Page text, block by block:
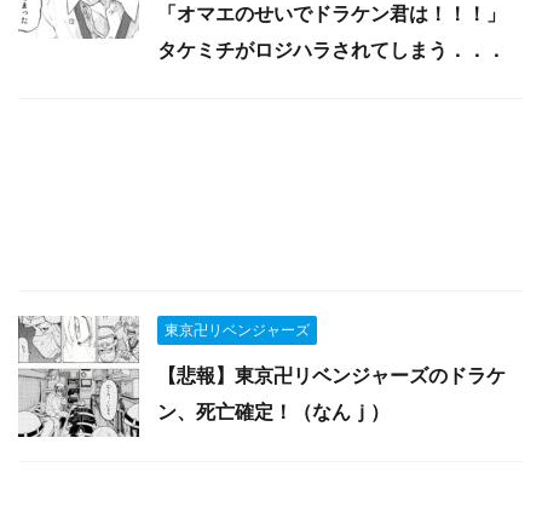
「オマエのせいでドラケン君は！！！」
タケミチがロジハラされてしまう．．．
東京卍リベンジャーズ
【悲報】東京卍リベンジャーズのドラケ
ン、死亡確定！（なんｊ）